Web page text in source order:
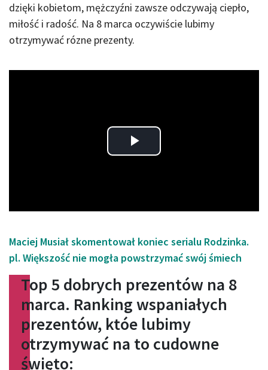
dzięki kobietom, mężczyźni zawsze odczywają ciepło,
miłość i radość. Na 8 marca oczywiście lubimy
otrzymywać rózne prezenty.
Play
Maciej Musiał skomentował koniec serialu Rodzinka.
pl. Większość nie mogła powstrzymać swój śmiech
Top 5 dobrych prezentów na 8
marca. Ranking wspaniałych
prezentów, któe lubimy
otrzymywać na to cudowne
święto: